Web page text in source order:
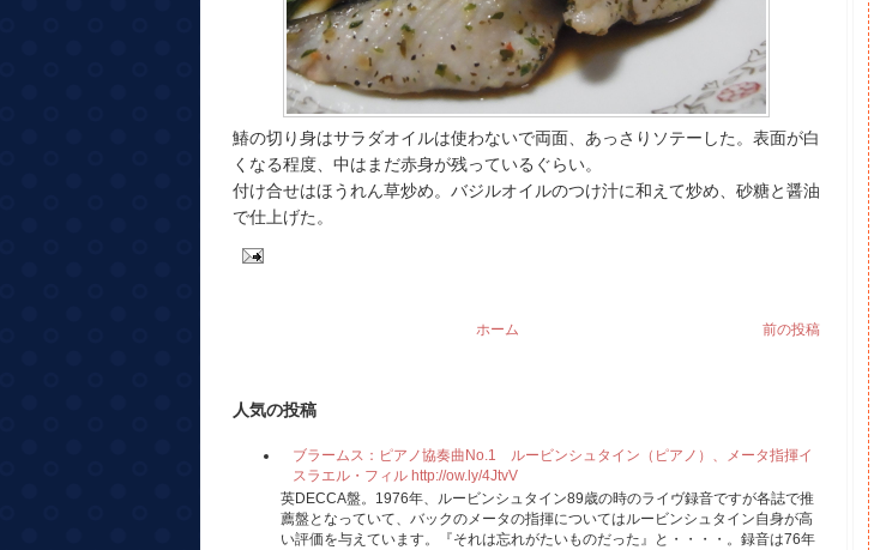
鰆の切り身はサラダオイルは使わないで両面、あっさりソテーした。表面が白
くなる程度、中はまだ赤身が残っているぐらい。
付け合せはほうれん草炒め。バジルオイルのつけ汁に和えて炒め、砂糖と醤油
で仕上げた。
前の投稿
ホーム
人気の投稿
ブラームス：ピアノ協奏曲No.1 ルービンシュタイン（ピアノ）、メータ指揮イ
スラエル・フィル http://ow.ly/4JtvV
英DECCA盤。1976年、ルービンシュタイン89歳の時のライヴ録音ですが各誌で推
薦盤となっていて、バックのメータの指揮についてはルービンシュタイン自身が高
い評価を与えています。『それは忘れがたいものだった』と・・・・。録音は76年